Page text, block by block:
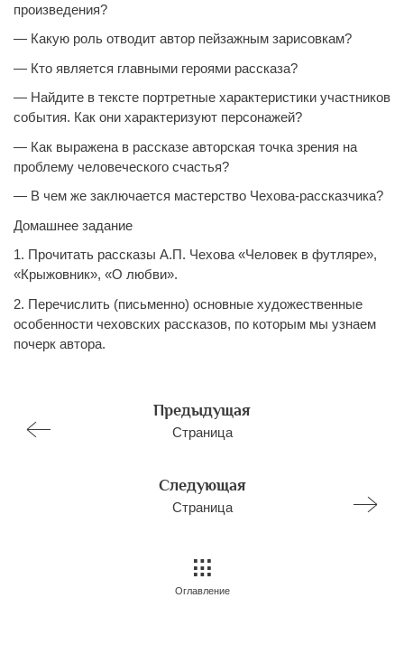
произведения?
— Какую роль отводит автор пейзажным зарисовкам?
— Кто является главными героями рассказа?
— Найдите в тексте портретные характеристики участников
события. Как они характеризуют персонажей?
— Как выражена в рассказе авторская точка зрения на
проблему человеческого счастья?
— В чем же заключается мастерство Чехова-рассказчика?
Домашнее задание
1. Прочитать рассказы А.П. Чехова «Человек в футляре»,
«Крыжовник», «О любви».
2. Перечислить (письменно) основные художественные
особенности чеховских рассказов, по которым мы узнаем
почерк автора.
Предыдущая
Страница
Следующая
Страница
Оглавление